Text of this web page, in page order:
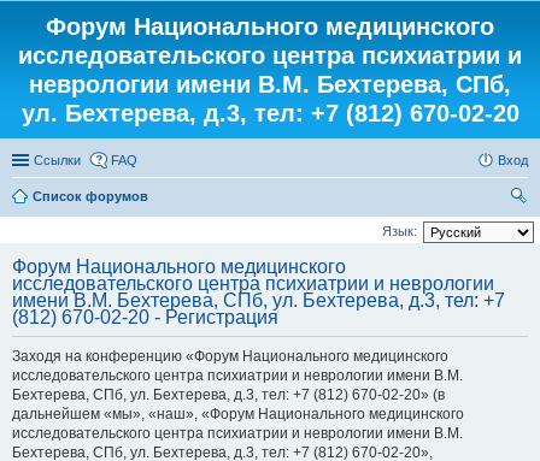
Форум Национального медицинского
исследовательского центра психиатрии и
неврологии имени В.М. Бехтерева, СПб,
ул. Бехтерева, д.3, тел: +7 (812) 670-02-20
Ссылки FAQ Вход
Список форумов
ои
Язык:
Форум Национального медицинского
исследовательского центра психиатрии и неврологии
имени В.М. Бехтерева, СПб, ул. Бехтерева, д.3, тел: +7
(812) 670-02-20 - Регистрация
Заходя на конференцию «Форум Национального медицинского
исследовательского центра психиатрии и неврологии имени В.М.
Бехтерева, СПб, ул. Бехтерева, д.3, тел: +7 (812) 670-02-20» (в
дальнейшем «мы», «наш», «Форум Национального медицинского
исследовательского центра психиатрии и неврологии имени В.М.
Бехтерева, СПб, ул. Бехтерева, д.3, тел: +7 (812) 670-02-20»,